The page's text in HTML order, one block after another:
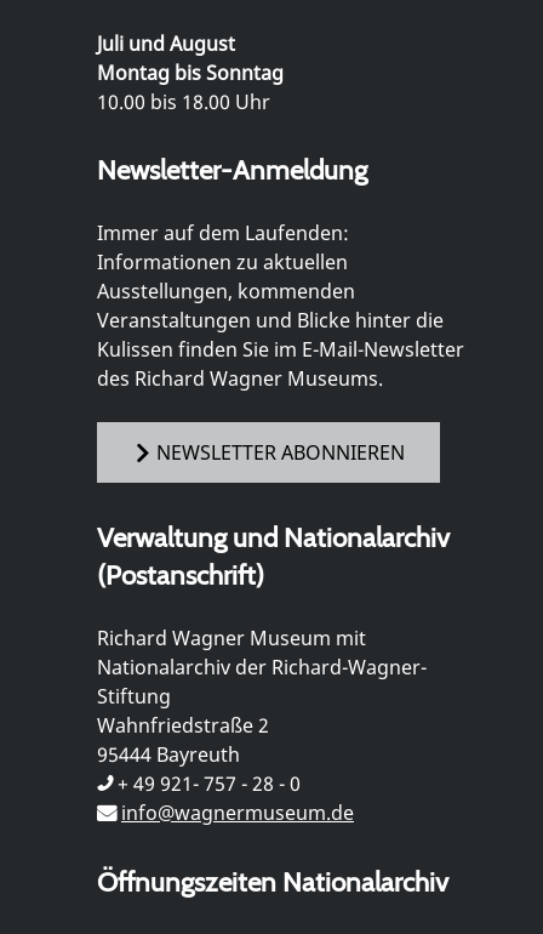
Juli und August
Montag bis Sonntag
10.00 bis 18.00 Uhr
Newsletter-Anmeldung
Immer auf dem Laufenden:
Informationen zu aktuellen
Ausstellungen, kommenden
Veranstaltungen und Blicke hinter die
Kulissen finden Sie im E-Mail-Newsletter
des Richard Wagner Museums.
NEWSLETTER ABONNIEREN
Verwaltung und Nationalarchiv
(Postanschrift)
Richard Wagner Museum mit
Nationalarchiv der Richard-Wagner-
Stiftung
Wahnfriedstraße 2
95444 Bayreuth
+ 49 921- 757 - 28 - 0
info@wagnermuseum.de
Öffnungszeiten Nationalarchiv